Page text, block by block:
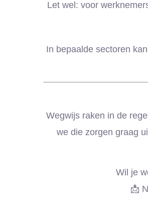
Let wel: voor
In bepaalde sectoren
Wegwijs raken in de
we die zorgen graag
Wil je
📩